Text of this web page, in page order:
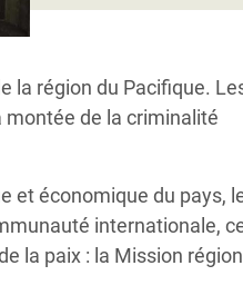
la région du Pacifique.
montée de la criminalité
et économique du pays,
internationale,
la paix : la Mission